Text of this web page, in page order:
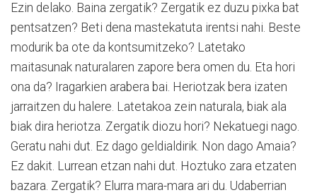
Ezin delako. Baina zergatik? Zergatik ez duzu pixka bat
pentsatzen? Beti dena mastekatuta irentsi nahi. Beste
modurik ba ote da kontsumitzeko? Latetako
maitasunak naturalaren zapore bera omen du. Eta hori
ona da? Iragarkien arabera bai. Heriotzak bera izaten
jarraitzen du halere. Latetakoa zein naturala, biak ala
biak dira heriotza. Zergatik diozu hori? Nekatuegi nago.
Geratu nahi dut. Ez dago geldialdirik. Non dago Amaia?
Ez dakit. Lurrean etzan nahi dut. Hoztuko zara etzaten
bazara. Zergatik? Elurra mara-mara ari du. Udaberrian